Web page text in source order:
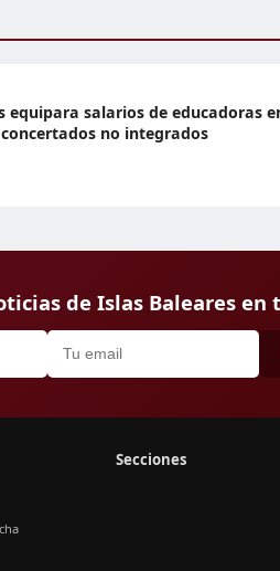
equipara salarios de educadoras
no integrados
de Islas Baleares en
Secciones